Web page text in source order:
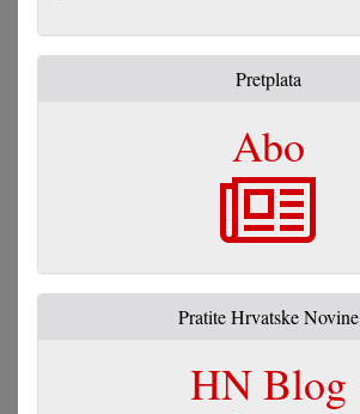
Pretplata
Abo
Pratite Hrvatske Novine
HN Blog